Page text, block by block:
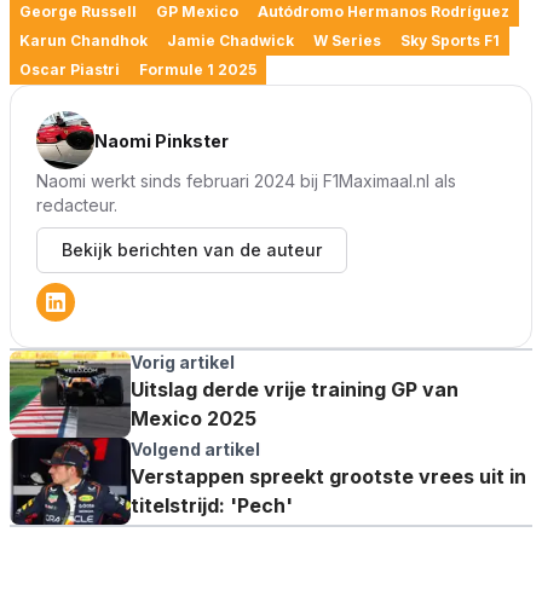
George Russell
GP Mexico
Autódromo Hermanos Rodríguez
Karun Chandhok
Jamie Chadwick W Series
Sky Sports F1
Oscar Piastri
Formule 1 2025
Naomi Pinkster
Naomi werkt sinds februari 2024 bij F1Maximaal.nl als
redacteur.
Bekijk berichten van de auteur
Vorig artikel
Uitslag derde vrije training GP van
Mexico 2025
Volgend artikel
Verstappen spreekt grootste vrees uit in
titelstrijd: 'Pech'